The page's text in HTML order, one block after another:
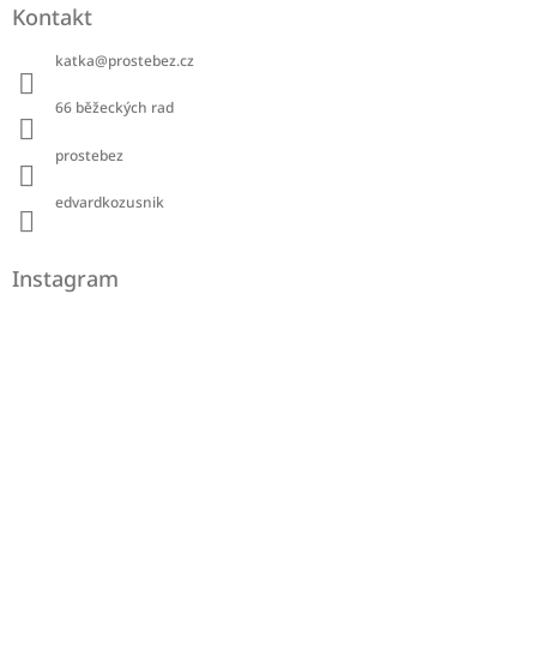
Kontakt
katka@prostebez.cz
66 běžeckých rad
prostebez
edvardkozusnik
Instagram